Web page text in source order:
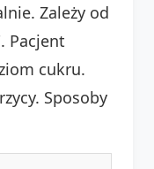
Zależy od
Pacjent
cukru.
Sposoby